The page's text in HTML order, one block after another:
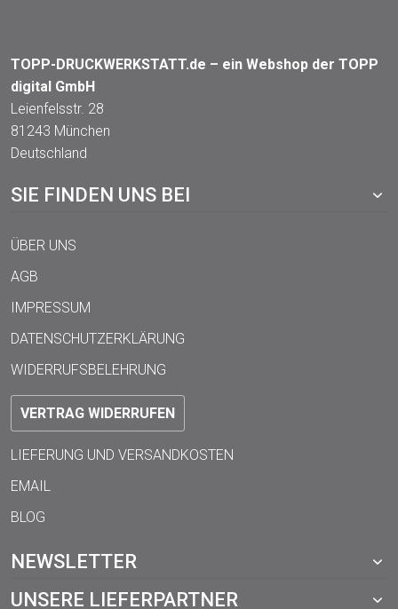
TOPP-DRUCKWERKSTATT.de – ein Webshop der TOPP
digital GmbH
Leienfelsstr. 28
81243 München
Deutschland
SIE FINDEN UNS BEI
ÜBER UNS
AGB
IMPRESSUM
DATENSCHUTZERKLÄRUNG
WIDERRUFSBELEHRUNG
VERTRAG WIDERRUFEN
LIEFERUNG UND VERSANDKOSTEN
EMAIL
BLOG
NEWSLETTER
UNSERE LIEFERPARTNER